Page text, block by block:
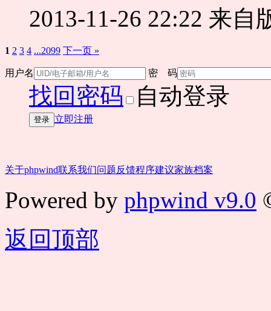
2013-11-26 22:22 来自
1 2 3 4 ...2099 下一页 »
用户名 密 码
找回密码 自动登录
登录 立即注册
关于phpwind联系我们问题反馈程序建议家族档案
Powered by phpwind v9.0
返回顶部